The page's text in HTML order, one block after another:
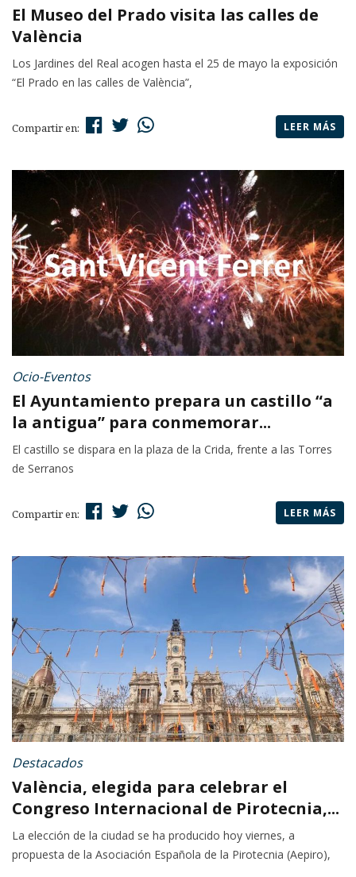
El Museo del Prado visita las calles de
València
Los Jardines del Real acogen hasta el 25 de mayo la exposición
“El Prado en las calles de València”,
Compartir en: LEER MÁS
Ocio-Eventos
El Ayuntamiento prepara un castillo “a
la antigua” para conmemorar...
El castillo se dispara en la plaza de la Crida, frente a las Torres
de Serranos
Compartir en: LEER MÁS
Destacados
València, elegida para celebrar el
Congreso Internacional de Pirotecnia,...
La elección de la ciudad se ha producido hoy viernes, a
propuesta de la Asociación Española de la Pirotecnia (Aepiro),